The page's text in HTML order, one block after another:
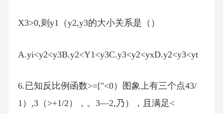
X3>0,则y1（y2,y3的大小关系是（）
A.yi<y2<y3B.y2<Y1<y3C.y3<y2<yxD.y2<y3<yt
6.已知反比例函数>=["<0）图象上有三个点43/
1）,3（>+1/2），。3—2,乃），且满足<